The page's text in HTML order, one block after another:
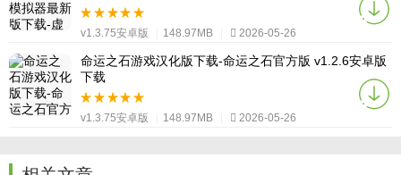
v1.3.75安卓版 148.97MB 2026-05-26
命运之石游戏汉化版下载-命运之石官方版 v1.2.6安卓版
下载
v1.3.75安卓版 148.97MB 2026-05-26